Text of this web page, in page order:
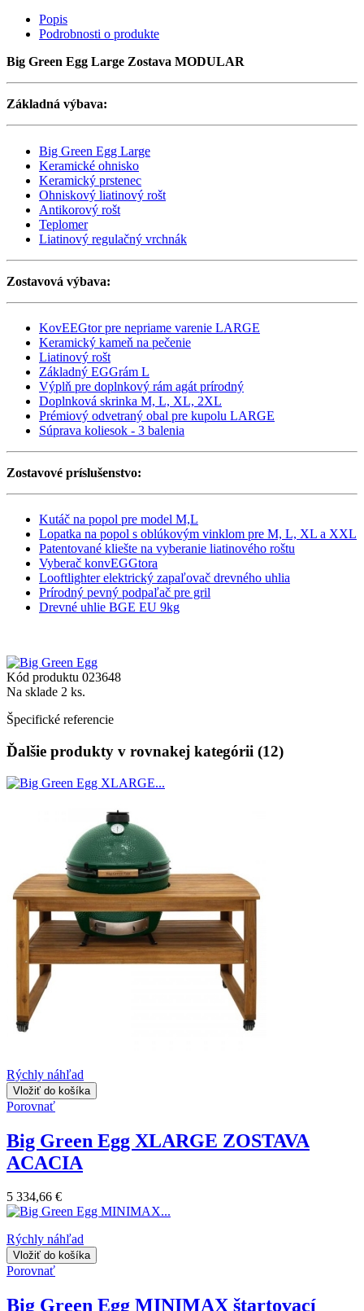
Popis
Podrobnosti o produkte
Big Green Egg Large Zostava MODULAR
Základná výbava:
Big Green Egg Large
Keramické ohnisko
Keramický prstenec
Ohniskový liatinový rošt
Antikorový rošt
Teplomer
Liatinový regulačný vrchnák
Zostavová výbava:
KovEEGtor pre nepriame varenie LARGE
Keramický kameň na pečenie
Liatinový rošt
Základný EGGrám L
Výplň pre doplnkový rám agát prírodný
Doplnková skrinka M, L, XL, 2XL
Prémiový odvetraný obal pre kupolu LARGE
Súprava koliesok - 3 balenia
Zostavové príslušenstvo:
Kutáč na popol pre model M,L
Lopatka na popol s oblúkovým vinklom pre M, L, XL a XXL
Patentované kliešte na vyberanie liatinového roštu
Vyberač konvEGGtora
Looftlighter elektrický zapaľovač drevného uhlia
Prírodný pevný podpaľač pre gril
Drevné uhlie BGE EU 9kg
Kód produktu 023648
Na sklade 2 ks.
Špecifické referencie
Ďalšie produkty v rovnakej kategórii (12)
Rýchly náhľad
Vložiť do košíka
Porovnať
Big Green Egg XLARGE ZOSTAVA
ACACIA
5 334,66 €
Rýchly náhľad
Vložiť do košíka
Porovnať
Big Green Egg MINIMAX štartovací